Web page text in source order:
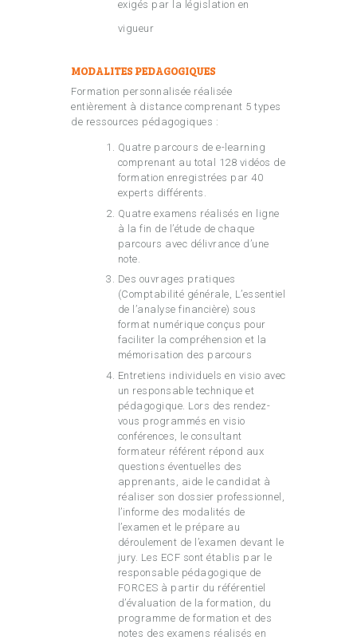
exigés par la législation en
vigueur
MODALITES PEDAGOGIQUES
Formation personnalisée réalisée
entièrement à distance comprenant 5 types
de ressources pédagogiques :
Quatre parcours de e-learning
comprenant au total 128 vidéos de
formation enregistrées par 40
experts différents.
Quatre examens réalisés en ligne
à la fin de l’étude de chaque
parcours avec délivrance d’une
note.
Des ouvrages pratiques
(Comptabilité générale, L’essentiel
de l’analyse financière) sous
format numérique conçus pour
faciliter la compréhension et la
mémorisation des parcours
Entretiens individuels en visio avec
un responsable technique et
pédagogique. Lors des rendez-
vous programmés en visio
conférences, le consultant
formateur référent répond aux
questions éventuelles des
apprenants, aide le candidat à
réaliser son dossier professionnel,
l’informe des modalités de
l’examen et le prépare au
déroulement de l’examen devant le
jury. Les ECF sont établis par le
responsable pédagogique de
FORCES à partir du référentiel
d’évaluation de la formation, du
programme de formation et des
notes des examens réalisés en